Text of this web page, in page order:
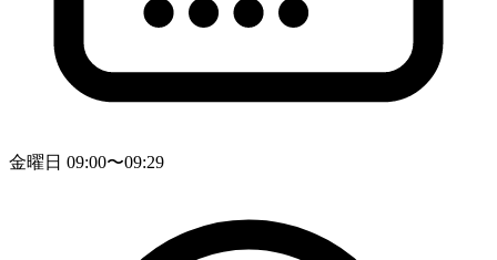
金曜日 09:00〜09:29